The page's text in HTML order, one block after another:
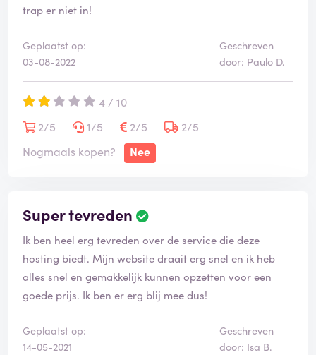
trap er niet in!
Geplaatst op:
03-08-2022
Geschreven
door: Paulo D.
4 / 10
2/5
1/5 2/5
2/5
Nogmaals kopen?
Nee
Super tevreden
Ik ben heel erg tevreden over de service die deze
hosting biedt. Mijn website draait erg snel en ik heb
alles snel en gemakkelijk kunnen opzetten voor een
goede prijs. Ik ben er erg blij mee dus!
Geplaatst op:
14-05-2021
Geschreven
door: Isa B.